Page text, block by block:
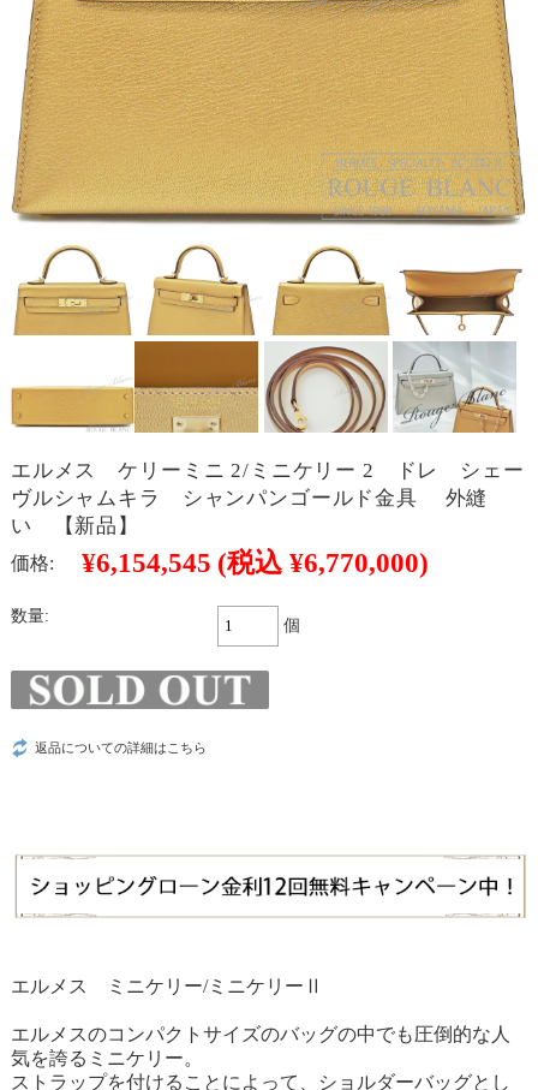
エルメス ケリーミニ 2/ミニケリー 2 ドレ シェー
ヴルシャムキラ シャンパンゴールド金具 外縫
い 【新品】
価格: ¥6,154,545 (税込 ¥6,770,000)
数量:
個
返品についての詳細はこちら
エルメス ミニケリー/ミニケリーⅡ
エルメスのコンパクトサイズのバッグの中でも圧倒的な人
気を誇るミニケリー。
ストラップを付けることによって、ショルダーバッグとし